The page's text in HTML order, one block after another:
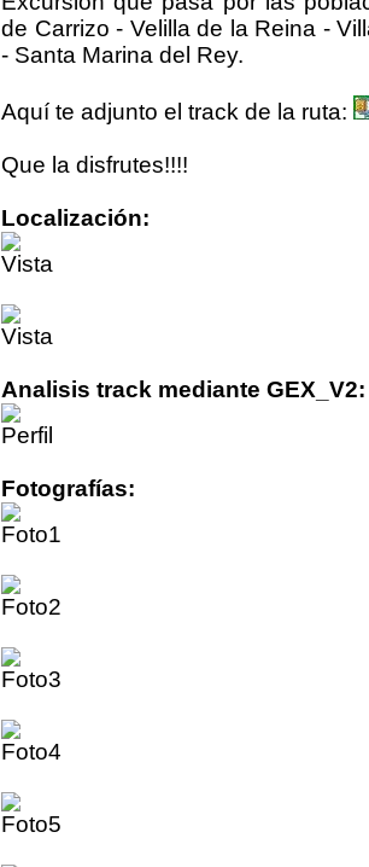
de Carrizo - Velilla de la Reina -
- Santa Marina del Rey.
Aquí te adjunto el track de la ruta:
Que la disfrutes!!!!
Localización:
Analisis track mediante GEX_V2:
Fotografías: